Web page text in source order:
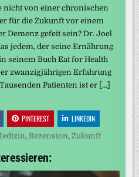
nicht von einer chronischen
für die Zukunft vor einem
Demenz gefeit sein? Dr. Joel
jedem, der seine Ernährung
seinem Buch Eat for Health
zwanzigjährigen Erfahrung
Patienten ist er […]
PINTEREST LINKEDIN
, Rezension, Zukunft